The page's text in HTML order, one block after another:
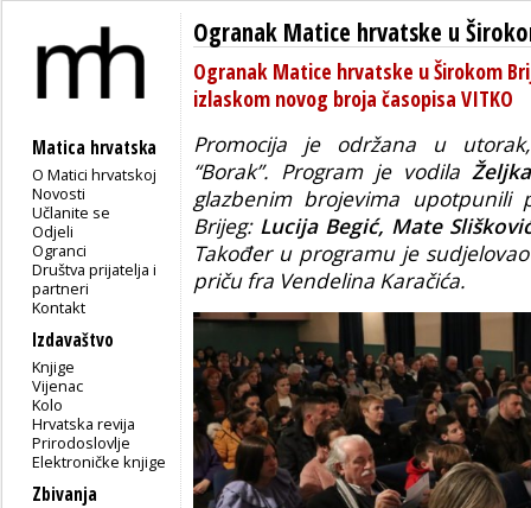
Matica hrvatska
O Matici hrvatskoj
Novosti
Učlanite se
Odjeli
Ogranci
Društva prijatelja i
partneri
Kontakt
Izdavaštvo
Knjige
Vijenac
Kolo
Hrvatska revija
Prirodoslovlje
Elektroničke knjige
Zbivanja
Ogranak Matice hrvatske u
Ogranak Matice hrvatske u Širokom
izlaskom novog broja časopisa VITKO
Promocija je održana u
“Borak”. Program je vodila
glazbenim brojevima upotpunili
Brijeg: Lucija Begić, Mate
Također u programu je
priču fra Vendelina Karačića.